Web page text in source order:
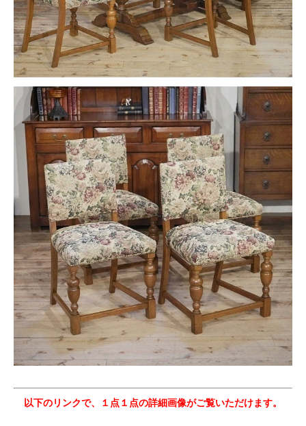
以下のリンクで、１点１点の詳細画像がご覧いただけます。